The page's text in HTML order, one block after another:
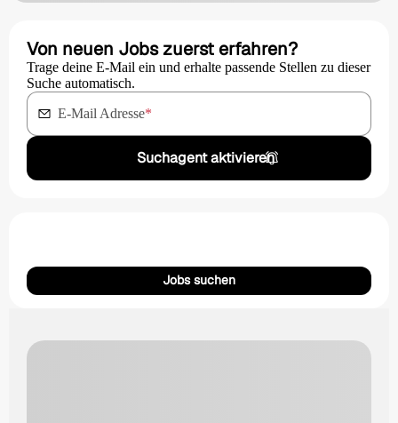
Von neuen Jobs zuerst erfahren?
Trage deine E-Mail ein und erhalte passende Stellen zu dieser
Suche automatisch.
E-Mail Adresse*
Suchagent aktivieren
Jobs suchen